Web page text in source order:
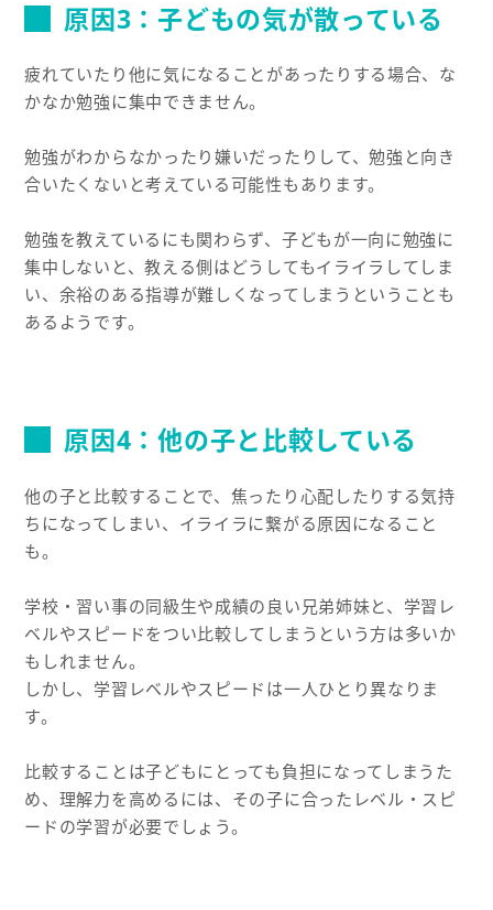
原因3：子どもの気が散っている
疲れていたり他に気になることがあったりする場合、な
かなか勉強に集中できません。
勉強がわからなかったり嫌いだったりして、勉強と向き
合いたくないと考えている可能性もあります。
勉強を教えているにも関わらず、子どもが一向に勉強に
集中しないと、教える側はどうしてもイライラしてしま
い、余裕のある指導が難しくなってしまうということも
あるようです。
原因4：他の子と比較している
他の子と比較することで、焦ったり心配したりする気持
ちになってしまい、イライラに繋がる原因になること
も。
学校・習い事の同級生や成績の良い兄弟姉妹と、学習レ
ベルやスピードをつい比較してしまうという方は多いか
もしれません。
しかし、学習レベルやスピードは一人ひとり異なりま
す。
比較することは子どもにとっても負担になってしまうた
め、理解力を高めるには、その子に合ったレベル・スピ
ードの学習が必要でしょう。